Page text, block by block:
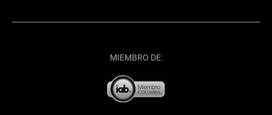
MIEMBRO DE: